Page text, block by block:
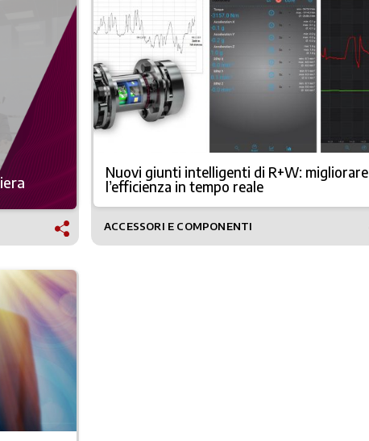
Nuovi giunti intelligenti di R+W: migliorare
l’efficienza in tempo reale
ACCESSORI E COMPONENTI